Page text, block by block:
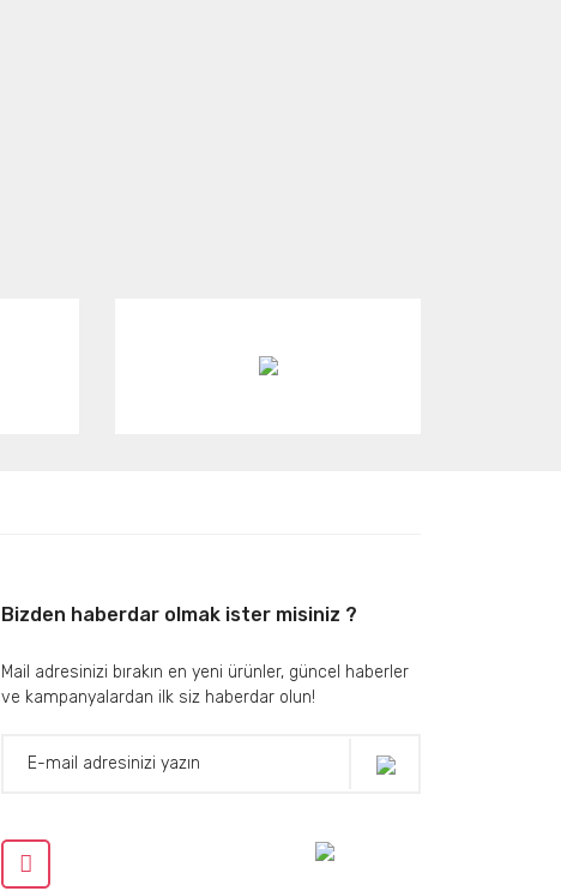
Bizden haberdar olmak ister misiniz ?
Mail adresinizi bırakın en yeni ürünler, güncel haberler
ve kampanyalardan ilk siz haberdar olun!